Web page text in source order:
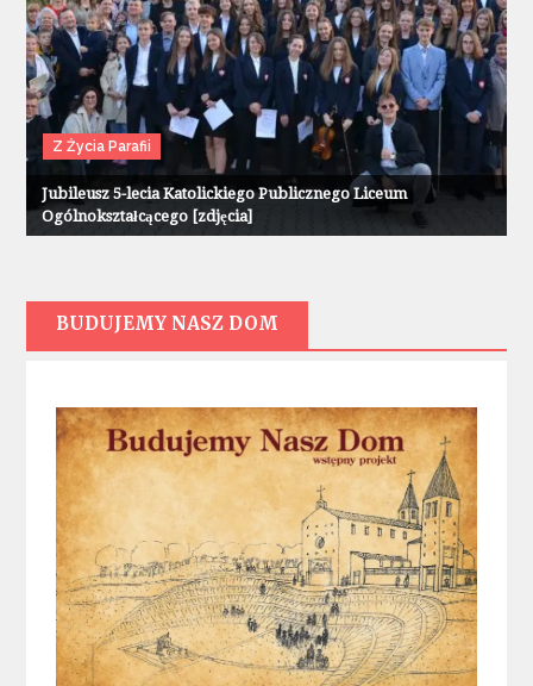
Z Życia Parafii
Jubileusz 5-lecia Katolickiego Publicznego Liceum
Ogólnokształcącego [zdjęcia]
BUDUJEMY NASZ DOM